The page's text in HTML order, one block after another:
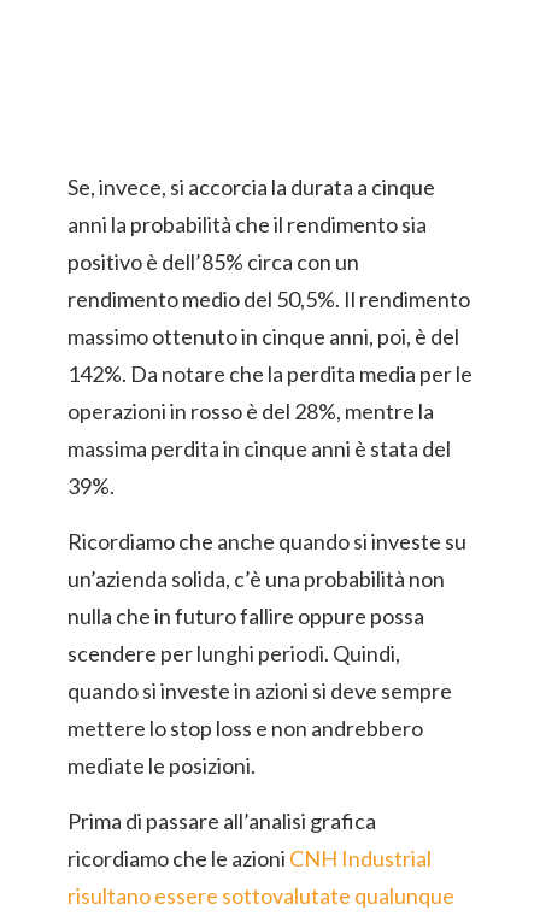
Se, invece, si accorcia la durata a cinque
anni la probabilità che il rendimento sia
positivo è dell’85% circa con un
rendimento medio del 50,5%. Il rendimento
massimo ottenuto in cinque anni, poi, è del
142%. Da notare che la perdita media per le
operazioni in rosso è del 28%, mentre la
massima perdita in cinque anni è stata del
39%.
Ricordiamo che anche quando si investe su
un’azienda solida, c’è una probabilità non
nulla che in futuro fallire oppure possa
scendere per lunghi periodi. Quindi,
quando si investe in azioni si deve sempre
mettere lo stop loss e non andrebbero
mediate le posizioni.
Prima di passare all’analisi grafica
ricordiamo che le azioni CNH Industrial
risultano essere sottovalutate qualunque